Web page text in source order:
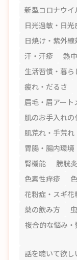
新型コロナウ
日光過敏・日
日焼け・紫外線
汗・汗疹
熱
生活習慣・暮
疲れ・だるさ
眉毛・眉アート
肌のお手入れの
肌荒れ・手荒れ
胃腸・腸内環境
腎機能
膀胱炎
色素性痒疹
花粉症・スギ
薬の飲み方
複合的な悩み
話を聴いて欲し